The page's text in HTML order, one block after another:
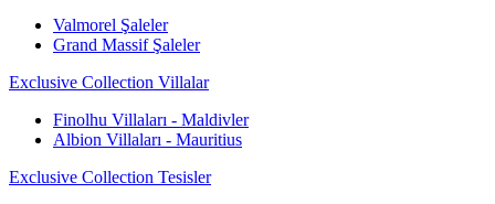
Valmorel Şaleler
Grand Massif Şaleler
Exclusive Collection Villalar
Finolhu Villaları - Maldivler
Albion Villaları - Mauritius
Exclusive Collection Tesisler